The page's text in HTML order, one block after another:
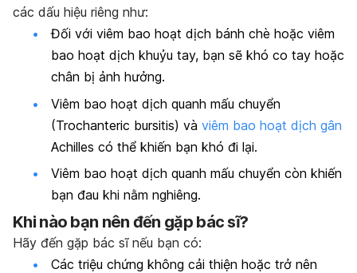
các dấu hiệu riêng như:
Đối với viêm bao hoạt dịch bánh chè hoặc viêm
bao hoạt dịch khuỷu tay, bạn sẽ khó co tay hoặc
chân bị ảnh hưởng.
Viêm bao hoạt dịch quanh mấu chuyển
(Trochanteric bursitis) và viêm bao hoạt dịch gân
Achilles có thể khiến bạn khó đi lại.
Viêm bao hoạt dịch quanh mấu chuyển còn khiến
bạn đau khi nằm nghiêng.
Khi nào bạn nên đến gặp bác sĩ?
Hãy đến gặp bác sĩ nếu bạn có:
Các triệu chứng không cải thiện hoặc trở nên